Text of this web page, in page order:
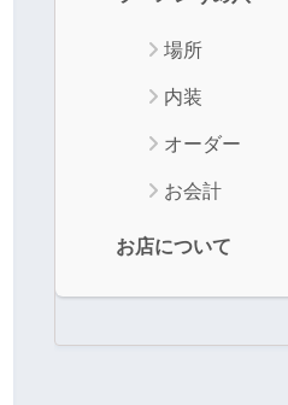
場所
内装
オーダー
お会計
お店について